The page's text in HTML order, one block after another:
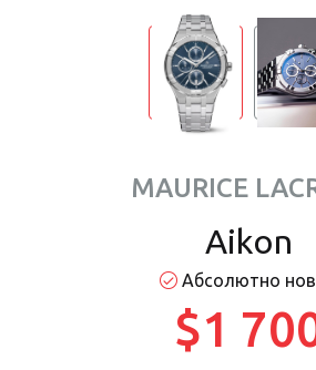
MAURICE
Aikon
Абсолютно
$1